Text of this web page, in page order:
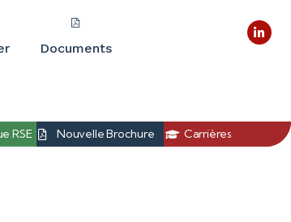
Documents
RSE Nouvelle Brochure Carrières